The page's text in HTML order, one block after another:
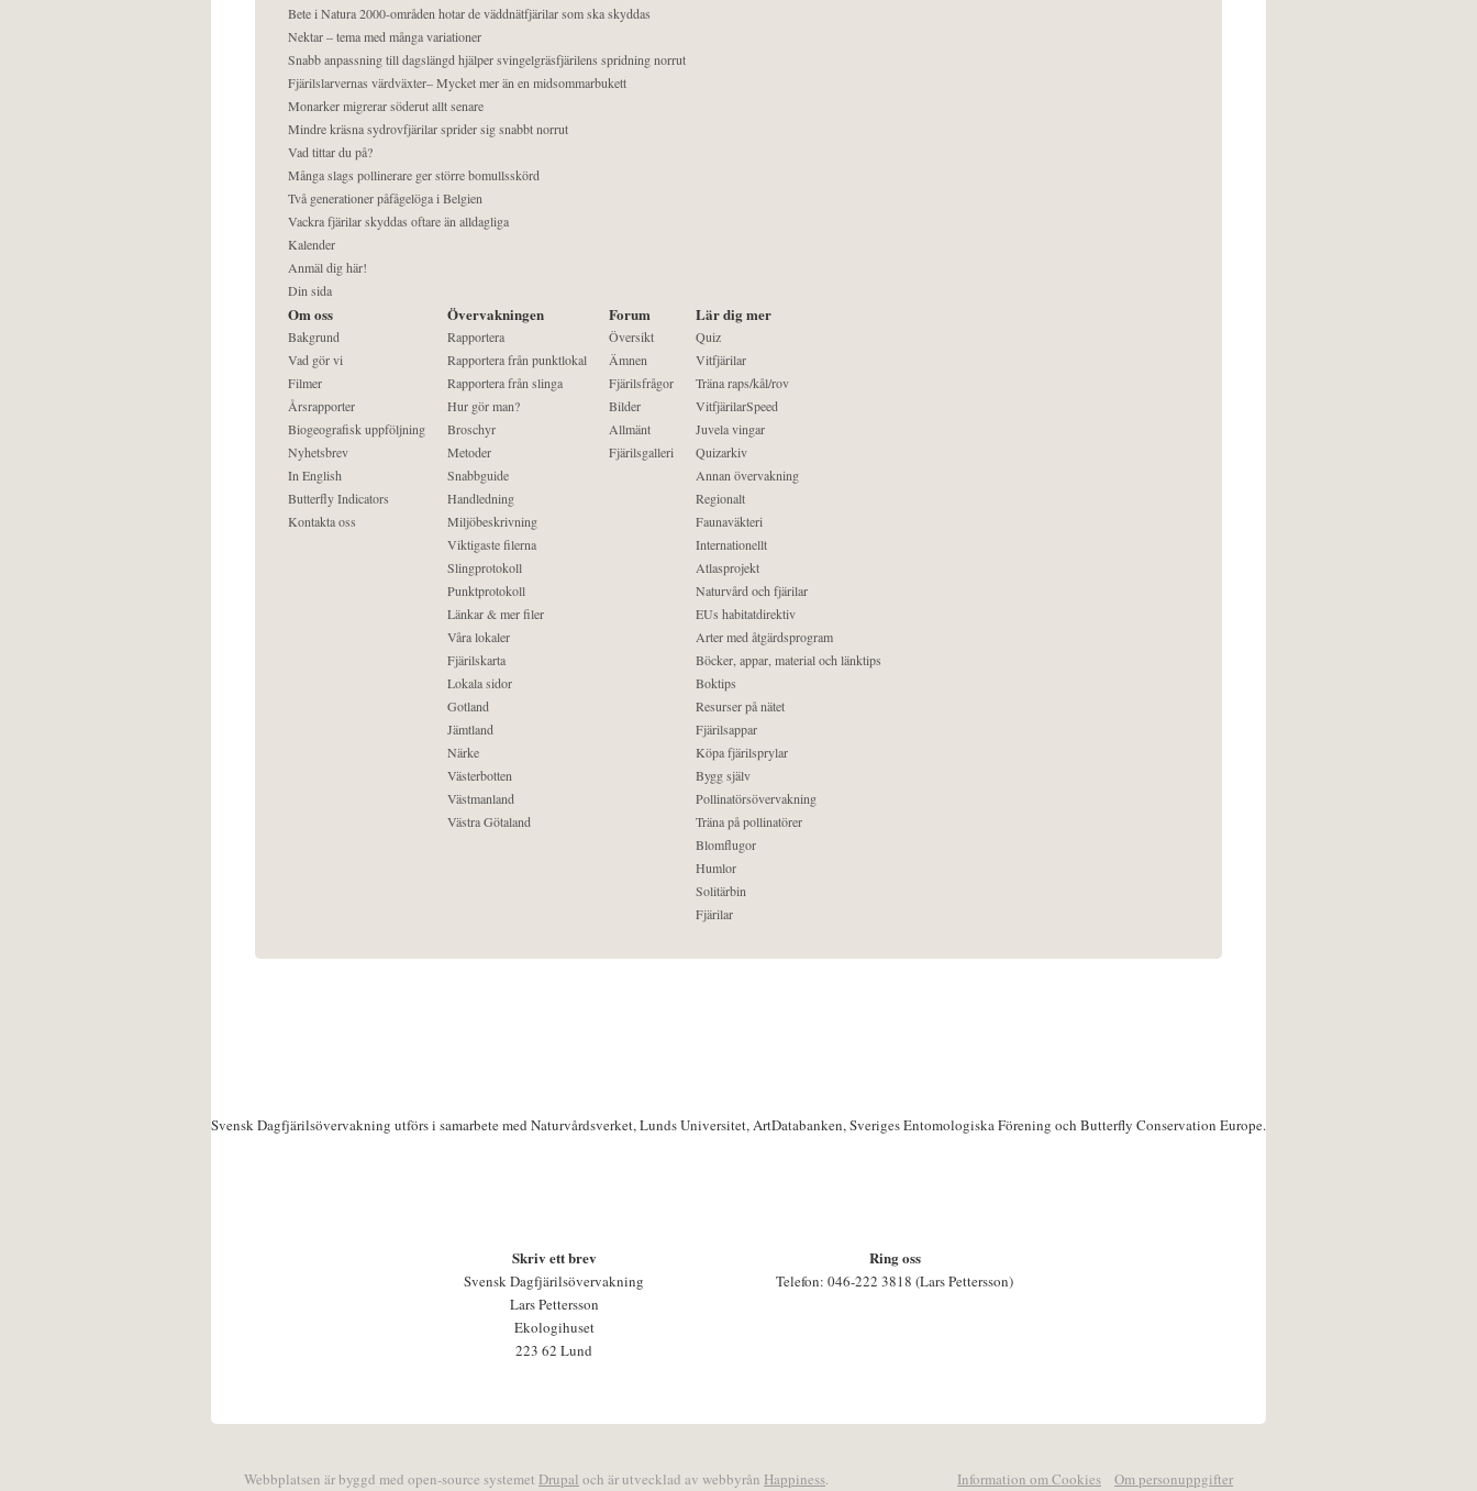
Bete i Natura 2000-områden hotar de väddnätfjärilar som ska skyddas
Nektar – tema med många variationer
Snabb anpassning till dagslängd hjälper svingelgräsfjärilens spridning norrut
Fjärilslarvernas värdväxter– Mycket mer än en midsommarbukett
Monarker migrerar söderut allt senare
Mindre kräsna sydrovfjärilar sprider sig snabbt norrut
Vad tittar du på?
Många slags pollinerare ger större bomullsskörd
Två generationer påfågelöga i Belgien
Vackra fjärilar skyddas oftare än alldagliga
Kalender
Anmäl dig här!
Din sida
Om oss
Bakgrund
Vad gör vi
Filmer
Årsrapporter
Biogeografisk uppföljning
Nyhetsbrev
In English
Butterfly Indicators
Kontakta oss
Övervakningen
Rapportera
Rapportera från punktlokal
Rapportera från slinga
Hur gör man?
Broschyr
Metoder
Snabbguide
Handledning
Miljöbeskrivning
Viktigaste filerna
Slingprotokoll
Punktprotokoll
Länkar & mer filer
Våra lokaler
Fjärilskarta
Lokala sidor
Gotland
Jämtland
Närke
Västerbotten
Västmanland
Västra Götaland
Forum
Översikt
Ämnen
Fjärilsfrågor
Bilder
Allmänt
Fjärilsgalleri
Lär dig mer
Quiz
Vitfjärilar
Träna raps/kål/rov
VitfjärilarSpeed
Juvela vingar
Quizarkiv
Annan övervakning
Regionalt
Faunaväkteri
Internationellt
Atlasprojekt
Naturvård och fjärilar
EUs habitatdirektiv
Arter med åtgärdsprogram
Böcker, appar, material och länktips
Boktips
Resurser på nätet
Fjärilsappar
Köpa fjärilsprylar
Bygg själv
Pollinatörsövervakning
Träna på pollinatörer
Blomflugor
Humlor
Solitärbin
Fjärilar
Svensk Dagfjärilsövervakning utförs i samarbete med Naturvårdsverket, Lunds Universitet, ArtDatabanken, Sveriges Entomologiska Förening och Butterfly Conservation Europe.
Skriv ett brev
Svensk Dagfjärilsövervakning
Lars Pettersson
Ekologihuset
223 62 Lund
Ring oss
Telefon: 046-222 3818 (Lars Pettersson)
Webbplatsen är byggd med open-source systemet Drupal och är utvecklad av webbyrån Happiness. Information om Cookies Om personuppgifter